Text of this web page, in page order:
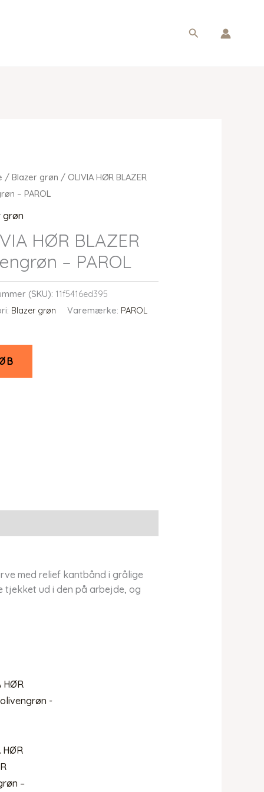
Søg
/Blazer grøn / OLIVIA HØR BLAZER
– PAROL
grøn
HØR BLAZER
– PAROL
(SKU):11f5416ed395
Blazer grøn Varemærke: PAROL
med relief kantbånd i grålige
tjekket ud i den på arbejde, og
HØR
–